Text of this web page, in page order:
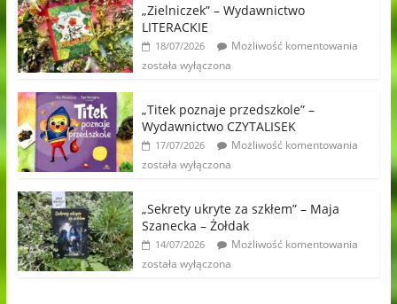
„Zielniczek” – Wydawnictwo
LITERACKIE
18/07/2026
Możliwość komentowania
została wyłączona
„Titek poznaje przedszkole” –
Wydawnictwo CZYTALISEK
17/07/2026
Możliwość komentowania
została wyłączona
„Sekrety ukryte za szkłem” – Maja
Szanecka – Żołdak
14/07/2026
Możliwość komentowania
została wyłączona